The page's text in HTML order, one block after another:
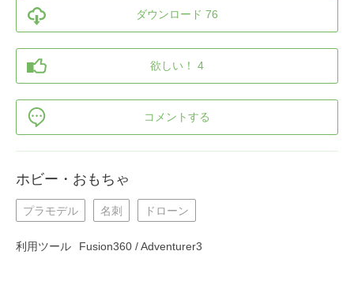
ダウンロード 76
欲しい！ 4
コメントする
ホビー・おもちゃ
プラモデル 名刺 ドローン
利用ツール Fusion360 / Adventurer3